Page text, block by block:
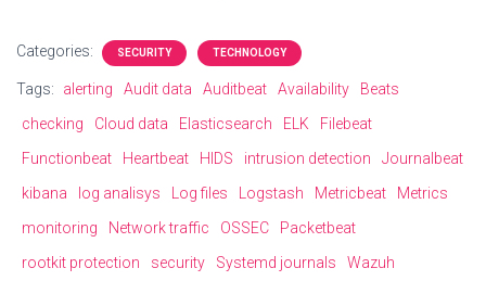
Categories: SECURITY TECHNOLOGY
Tags: alerting Audit data Auditbeat Availability
Beats
checking
Cloud data Elasticsearch ELK
Filebeat
Functionbeat
Heartbeat HIDS intrusion detection
Journalbeat
kibana
log analisys Log files Logstash Metricbeat
Metrics
monitoring
Network traffic OSSEC
Packetbeat
rootkit protection
security Systemd journals Wazuh